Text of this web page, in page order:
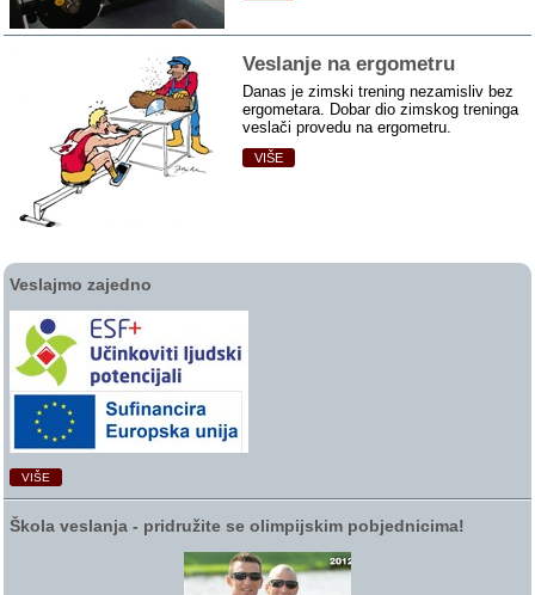
Veslanje na ergometru
Danas je zimski trening nezamisliv bez
ergometara. Dobar dio zimskog treninga
veslači provedu na ergometru.
VIŠE
Veslajmo zajedno
VIŠE
Škola veslanja ‑ pridružite se olimpijskim pobjednicima!